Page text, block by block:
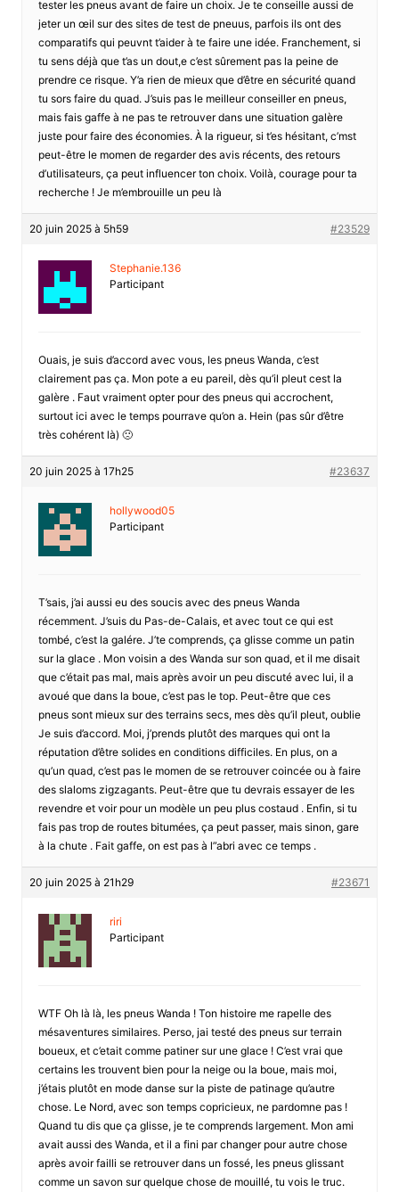
tester les pneus avant de faire un choix. Je te conseille aussi de
jeter un œil sur des sites de test de pneuus, parfois ils ont des
comparatifs qui peuvnt t’aider à te faire une idée. Franchement, si
tu sens déjà que t’as un dout,e c’est sûrement pas la peine de
prendre ce risque. Y’a rien de mieux que d’être en sécurité quand
tu sors faire du quad. J’suis pas le meilleur conseiller en pneus,
mais fais gaffe à ne pas te retrouver dans une situation galère
juste pour faire des économies. À la rigueur, si t’es hésitant, c’mst
peut-être le momen de regarder des avis récents, des retours
d’utilisateurs, ça peut influencer ton choix. Voilà, courage pour ta
recherche ! Je m’embrouille un peu là
20 juin 2025 à 5h59 #23529
Stephanie.136
Participant
Ouais, je suis d’accord avec vous, les pneus Wanda, c’est
clairement pas ça. Mon pote a eu pareil, dès qu’il pleut cest la
galère . Faut vraiment opter pour des pneus qui accrochent,
surtout ici avec le temps pourrave qu’on a. Hein (pas sûr d’être
très cohérent là) 🙁
20 juin 2025 à 17h25 #23637
hollywood05
Participant
T’sais, j’ai aussi eu des soucis avec des pneus Wanda
récemment. J’suis du Pas-de-Calais, et avec tout ce qui est
tombé, c’est la galére. J’te comprends, ça glisse comme un patin
sur la glace . Mon voisin a des Wanda sur son quad, et il me disait
que c’était pas mal, mais après avoir un peu discuté avec lui, il a
avoué que dans la boue, c’est pas le top. Peut-être que ces
pneus sont mieux sur des terrains secs, mes dès qu’il pleut, oublie
Je suis d’accord. Moi, j’prends plutôt des marques qui ont la
réputation d’être solides en conditions difficiles. En plus, on a
qu’un quad, c’est pas le momen de se retrouver coincée ou à faire
des slaloms zigzagants. Peut-être que tu devrais essayer de les
revendre et voir pour un modèle un peu plus costaud . Enfin, si tu
fais pas trop de routes bitumées, ça peut passer, mais sinon, gare
à la chute . Fait gaffe, on est pas à l”abri avec ce temps .
20 juin 2025 à 21h29 #23671
riri
Participant
WTF Oh là là, les pneus Wanda ! Ton histoire me rapelle des
mésaventures similaires. Perso, jai testé des pneus sur terrain
boueux, et c’etait comme patiner sur une glace ! C’est vrai que
certains les trouvent bien pour la neige ou la boue, mais moi,
j’étais plutôt en mode danse sur la piste de patinage qu’autre
chose. Le Nord, avec son temps copricieux, ne pardomne pas !
Quand tu dis que ça glisse, je te comprends largement. Mon ami
avait aussi des Wanda, et il a fini par changer pour autre chose
après avoir failli se retrouver dans un fossé, les pneus glissant
comme un savon sur quelque chose de mouillé, tu vois le truc.